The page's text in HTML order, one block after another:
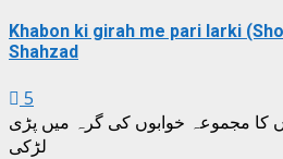
Khabon ki girah me pari larki
Shahzad
5
کا مجموعہ خوابوں کی گرہ میں پڑی